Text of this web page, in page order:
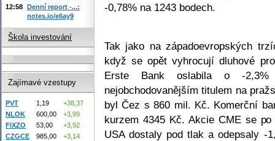
-0,78% na 1243 bodech.
Tak jako na západoevropských
když se opět vyhrocují dluhové
Erste Bank oslabila o -
nejobchodovanějším titulem na
byl Čez s 860 mil. Kč. Komerční
kurzem 4345 Kč. Akcie CME se
USA dostaly pod tlak a odepsaly -
12:58 Denní report -...:
notes.io/e6ay9
Škola investování
Zajímavé vzestupy
PVT 1,19
+38,37
NLOK
600,00
+3,99
FIXZO
53,00
+3,92
CZGCE
985,00
+3,14